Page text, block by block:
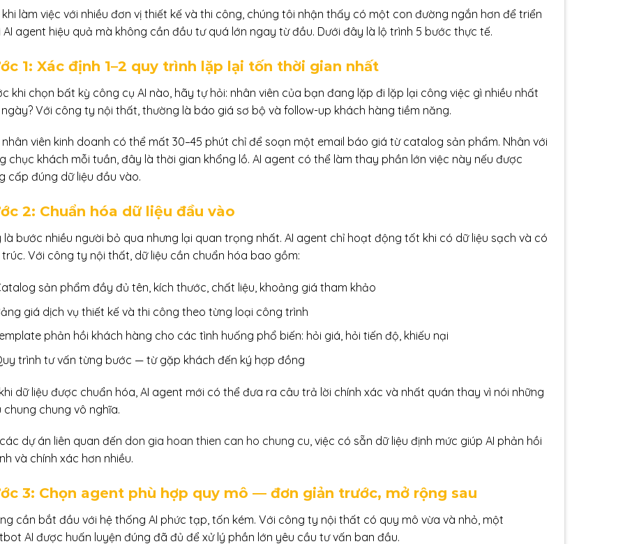
khi làm việc với nhiều đơn vị thiết kế và thi công, chúng tôi nhận thấy có một con đường ngắn hơn để triển
AI agent hiệu quả mà không cần đầu tư quá lớn ngay từ đầu. Dưới đây là lộ trình 5 bước thực tế.
1: Xác định 1–2 quy trình lặp lại tốn thời gian nhất
khi chọn bất kỳ công cụ AI nào, hãy tự hỏi: nhân viên của bạn đang lặp đi lặp lại công việc gì nhiều nhất
Với công ty nội thất, thường là báo giá sơ bộ và follow-up khách hàng tiềm năng.
nhân viên kinh doanh có thể mất 30–45 phút chỉ để soạn một email báo giá từ catalog sản phẩm. Nhân với
chục khách mỗi tuần, đây là thời gian khổng lồ. AI agent có thể làm thay phần lớn việc này nếu được
cấp đúng dữ liệu đầu vào.
2: Chuẩn hóa dữ liệu đầu vào
bước nhiều người bỏ qua nhưng lại quan trọng nhất. AI agent chỉ hoạt động tốt khi có dữ liệu sạch và có
Với công ty nội thất, dữ liệu cần chuẩn hóa bao gồm:
sản phẩm đầy đủ tên, kích thước, chất liệu, khoảng giá tham khảo
giá dịch vụ thiết kế và thi công theo từng loại công trình
phản hồi khách hàng cho các tình huống phổ biến: hỏi giá, hỏi tiến độ, khiếu nại
trình tư vấn từng bước — từ gặp khách đến ký hợp đồng
dữ liệu được chuẩn hóa, AI agent mới có thể đưa ra câu trả lời chính xác và nhất quán thay vì nói những
chung chung vô nghĩa.
dự án liên quan đến don gia hoan thien can ho chung cu, việc có sẵn dữ liệu định mức giúp AI phản hồi
và chính xác hơn nhiều.
3: Chọn agent phù hợp quy mô — đơn giản trước, mở rộng sau
cần bắt đầu với hệ thống AI phức tạp, tốn kém. Với công ty nội thất có quy mô vừa và nhỏ, một
AI được huấn luyện đúng đã đủ để xử lý phần lớn yêu cầu tư vấn ban đầu.